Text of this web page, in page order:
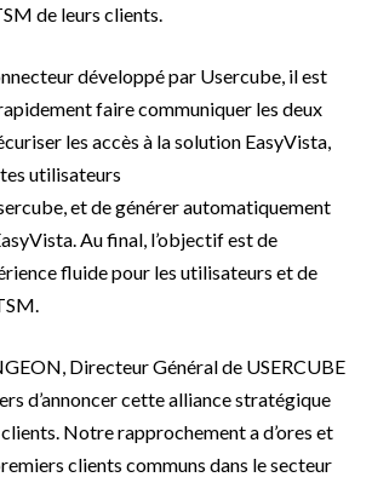
de leurs clients.
développé par Usercube, il est
faire communiquer les deux
les accès à la solution EasyVista,
utilisateurs
et de générer automatiquement
Au final, l’objectif est de
fluide pour les utilisateurs et de
Directeur Général de USERCUBE
d’annoncer cette alliance stratégique
Notre rapprochement a d’ores et
clients communs dans le secteur